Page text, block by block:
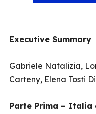
Executive Summary
Gabriele Natalizia,
Carteny, Elena Tosti
Parte Prima – Italia